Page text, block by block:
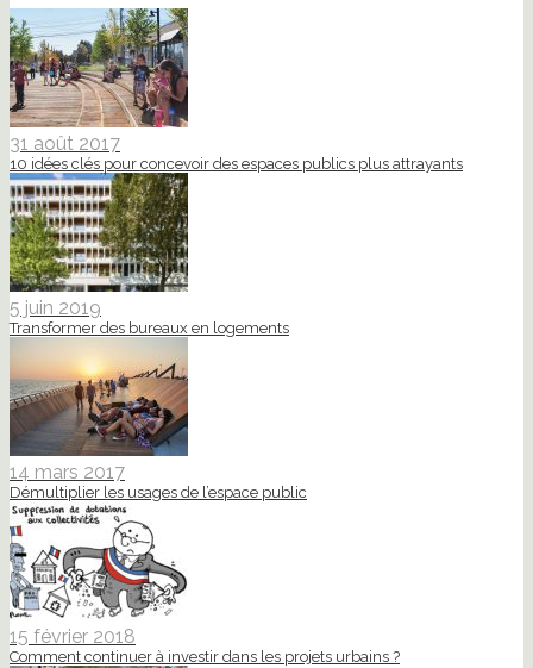
31 août 2017
10 idées clés pour concevoir des espaces publics plus attrayants
5 juin 2019
Transformer des bureaux en logements
14 mars 2017
Démultiplier les usages de l’espace public
15 février 2018
Comment continuer à investir dans les projets urbains ?